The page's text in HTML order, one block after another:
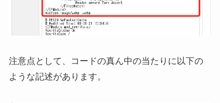
注意点として、コードの真ん中の当たりに以下の
ような記述があります。